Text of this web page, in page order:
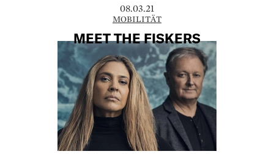
08.03.21
MOBILITÄT
MEET THE FISKERS